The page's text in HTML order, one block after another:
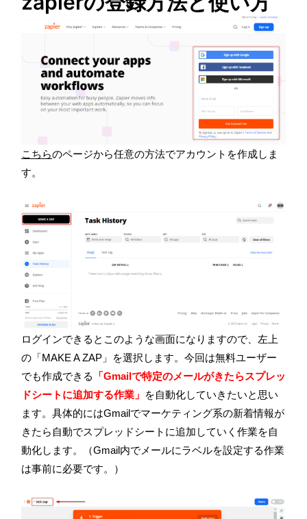
こちらのページから任意の方法でアカウントを作成しま
す。
ログインできるとこのような画面になりますので、左上
の「MAKE A ZAP 」を選択します。今回は無料ユーザー
でも作成できる
「Gmailで特定のメールがきたらスプレッ
ドシートに追加する作業」 を自動化していきたいと思い
ます。具体的にはGmailでマーケティング系の新着情報が
きたら自動でスプレッドシートに追加していく作業を自
動化します。（Gmail内でメールにラベルを設定する作業
は事前に必要です。）